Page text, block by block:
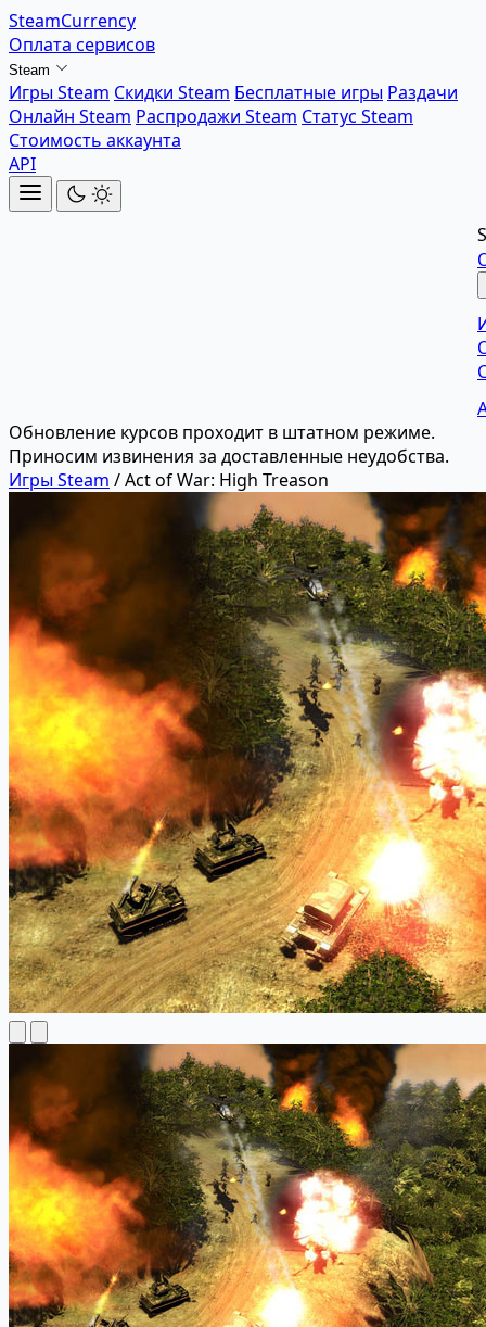
SteamCurrency
Оплата сервисов
Steam
Игры Steam Скидки Steam Бесплатные игры Раздачи
Онлайн Steam Распродажи Steam Статус Steam
Стоимость аккаунта
API
Обновление курсов проходит в штатном режиме.
Приносим извинения за доставленные неудобства.
Игры Steam /Act of War: High Treason